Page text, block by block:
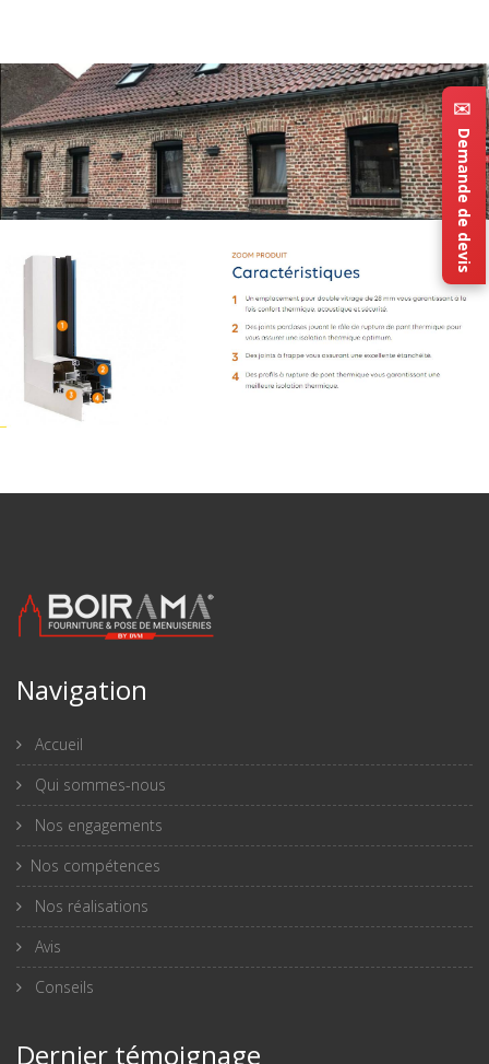
✉️ Demande de devis
Navigation
Accueil
Qui sommes-nous
Nos engagements
Nos compétences
Nos réalisations
Avis
Conseils
Dernier témoignage